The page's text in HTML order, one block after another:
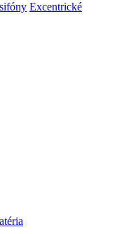
Excentrické